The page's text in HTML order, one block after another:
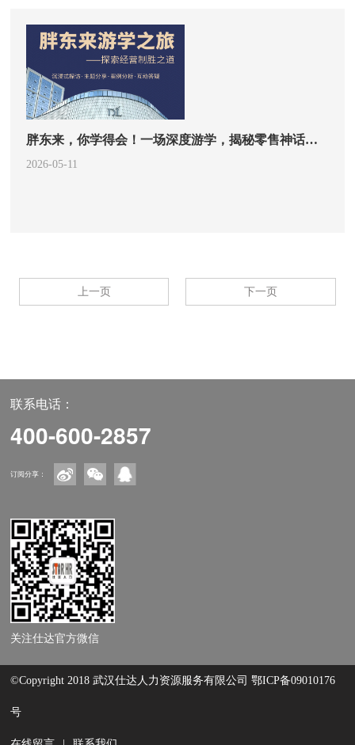
胖东来，你学得会！一场深度游学，揭秘零售神话背后的经营哲学
2026-05-11
上一页 下一页
联系电话：
400-600-2857
订阅分享：
关注仕达官方微信
©Copyright 2018 武汉仕达人力资源服务有限公司鄂ICP备09010176
号